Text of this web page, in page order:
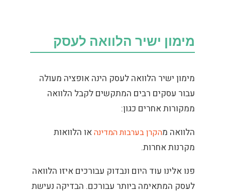
מימון ישיר הלוואה לעסק
מימון ישיר הלוואה לעסק הינה אופציה מעולה
עבור עסקים רבים המתקשים לקבל הלוואה
ממקורות אחרים כגון:
הלוואה מהקרן בערבות המדינהאו הלוואות
מקרנות אחרות.
פנו אלינו עוד היום ונבדוק עבורכים איזו הלוואה
לעסק המתאימה ביותר עבורכם. הבדיקה נעישת